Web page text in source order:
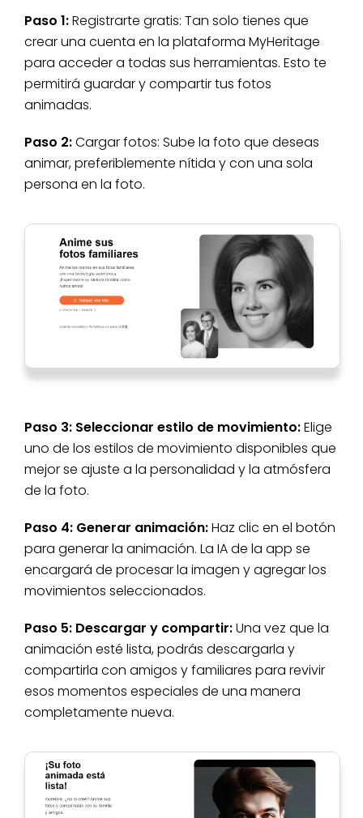
Paso 1:Registrarte gratis: Tan solo tienes que
crear una cuenta en la plataforma MyHeritage
para acceder a todas sus herramientas. Esto te
permitirá guardar y compartir tus fotos
animadas.
Paso 2:Cargar fotos: Sube la foto que deseas
animar, preferiblemente nítida y con una sola
persona en la foto.
Paso 3: Seleccionar estilo de movimiento:Elige
uno de los estilos de movimiento disponibles que
mejor se ajuste a la personalidad y la atmósfera
de la foto.
Paso 4: Generar animación:Haz clic en el botón
para generar la animación. La IA de la app se
encargará de procesar la imagen y agregar los
movimientos seleccionados.
Paso 5: Descargar y compartir:Una vez que la
animación esté lista, podrás descargarla y
compartirla con amigos y familiares para revivir
esos momentos especiales de una manera
completamente nueva.